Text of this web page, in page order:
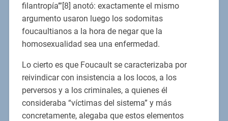
filantropía’”[8] anotó: exactamente el mismo
argumento usaron luego los sodomitas
foucaultianos a la hora de negar que la
homosexualidad sea una enfermedad.
Lo cierto es que Foucault se caracterizaba por
reivindicar con insistencia a los locos, a los
perversos y a los criminales, a quienes él
consideraba “víctimas del sistema” y más
concretamente, alegaba que estos elementos